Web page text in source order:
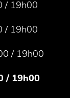
/ 19h00
/ 19h00
/ 19h00
/ 19h00